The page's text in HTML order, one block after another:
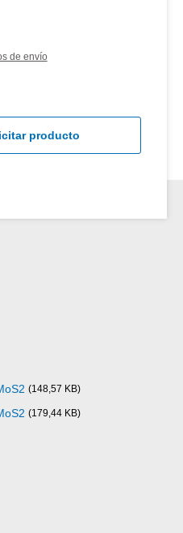
de envío
producto
(148,57 KB)
(179,44 KB)